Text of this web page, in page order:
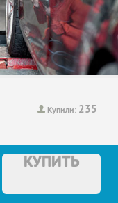
Купили: 235
КУПИТЬ